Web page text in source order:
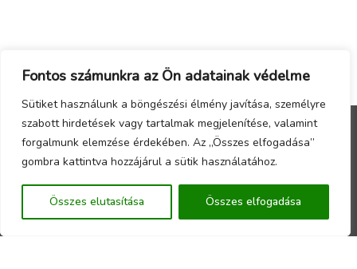
Fontos számunkra az Ön adatainak védelme
Sütiket használunk a böngészési élmény javítása, személyre
szabott hirdetések vagy tartalmak megjelenítése, valamint
forgalmunk elemzése érdekében. Az „Összes elfogadása”
gombra kattintva hozzájárul a sütik használatához.
Összes elutasítása Összes elfogadása
Menu
Copyright © 2026 - Örökzöld Faiskola Webáruház -
Készítette a
CsabaInformatika.NET